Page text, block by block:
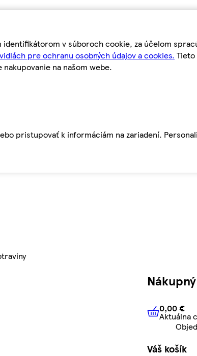
v súboroch cookie, za účelom
pre ochranu osobných údajov a cookies.
na našom webe.
pristupovať k informáciám na zariadení.
0,00 €
0,00 €
Aktuálna
Váš košík